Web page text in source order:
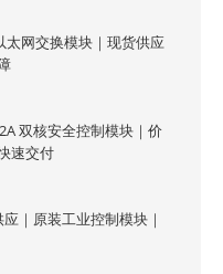
太网交换模块｜现货供应
双核安全控制模块｜价
速交付
｜原装工业控制模块｜